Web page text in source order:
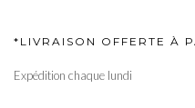
*LIVRAISON OFFERTE À
Expédition chaque lundi